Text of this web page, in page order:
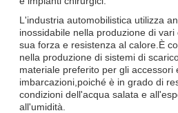
L'industria automobilistica utilizza
inossidabile nella produzione di
sua forza e resistenza al calore.È
nella produzione di sistemi di
materiale preferito per gli accessori
imbarcazioni,poiché è in grado di
condizioni dell'acqua salata e
all'umidità.